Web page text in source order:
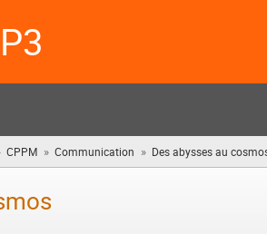
CPPM » Communication » Des abysses au